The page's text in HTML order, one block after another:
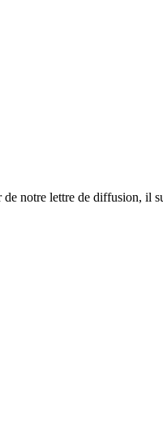
notre lettre de diffusion, il